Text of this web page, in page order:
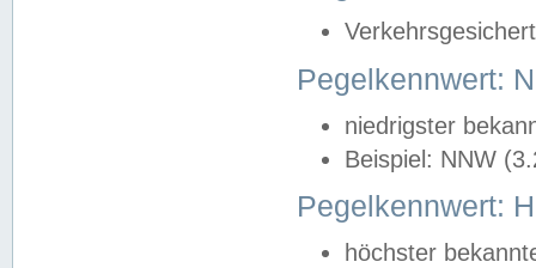
Pegelkennwert:
niedrigster
Beispiel: NNW
Pegelkennwert:
höchster